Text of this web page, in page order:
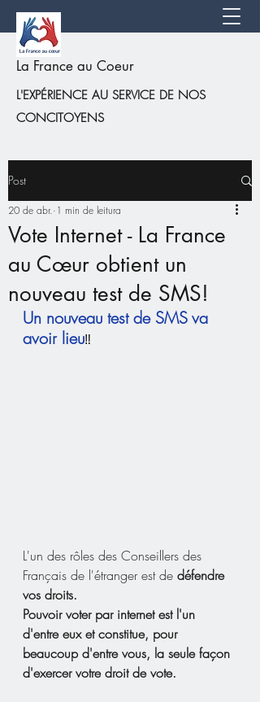
La France au Coeur
L'EXPÉRIENCE AU SERVICE DE NOS
CONCITOYENS
Post
Vote Internet - La France
au Cœur obtient un
nouveau test de SMS!
20 de abr. 1 min de leitura
Un nouveau test de SMSva
avoir lieu‼️
L'un des rôles des Conseillers des
Français de l'étranger est de défendre
vos droits.
Pouvoir voter par internet est l'un
d'entre eux et constitue, pour
beaucoup d'entre vous, la seule façon
d'exercer votre droit de vote.